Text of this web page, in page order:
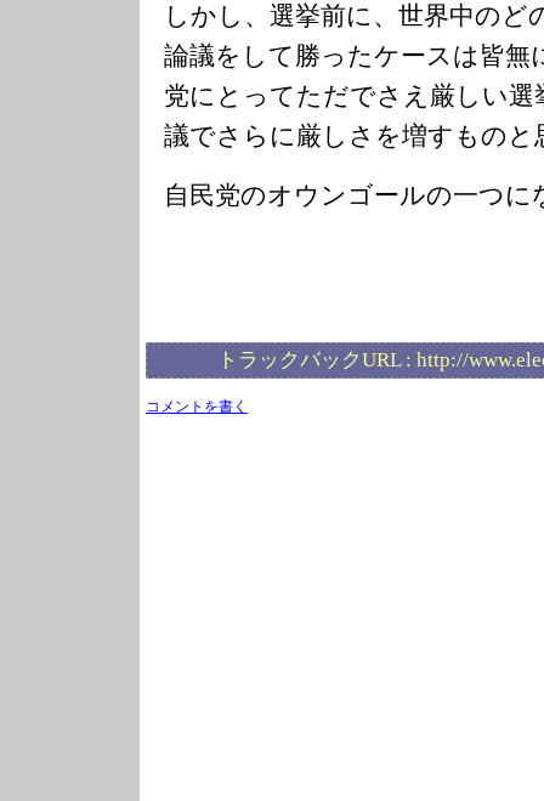
しかし、選挙前に、世界中のど
論議をして勝ったケースは皆無
党にとってただでさえ厳しい選
議でさらに厳しさを増すものと
自民党のオウンゴールの一つ
トラックバックURL : http://
コメントを書く